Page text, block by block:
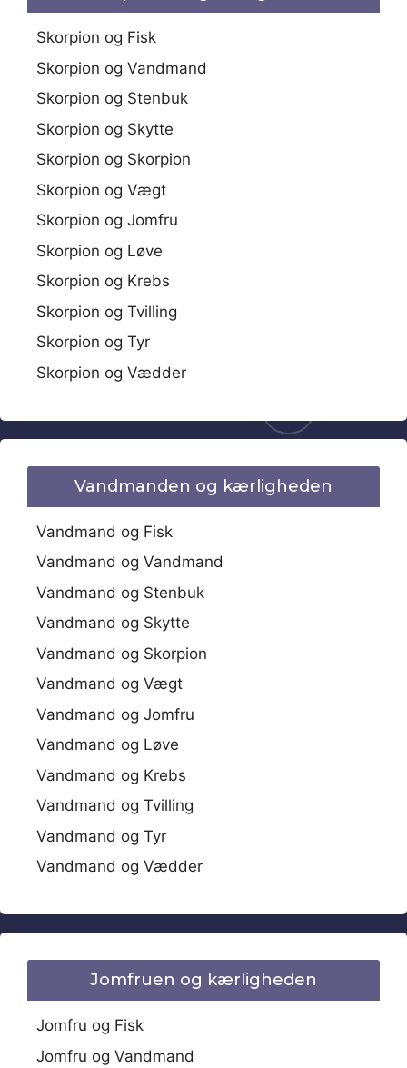
Skorpion og Fisk
Skorpion og Vandmand
Skorpion og Stenbuk
Skorpion og Skytte
Skorpion og Skorpion
Skorpion og Vægt
Skorpion og Jomfru
Skorpion og Løve
Skorpion og Krebs
Skorpion og Tvilling
Skorpion og Tyr
Skorpion og Vædder
Vandmanden og kærligheden
Vandmand og Fisk
Vandmand og Vandmand
Vandmand og Stenbuk
Vandmand og Skytte
Vandmand og Skorpion
Vandmand og Vægt
Vandmand og Jomfru
Vandmand og Løve
Vandmand og Krebs
Vandmand og Tvilling
Vandmand og Tyr
Vandmand og Vædder
Jomfruen og kærligheden
Jomfru og Fisk
Jomfru og Vandmand